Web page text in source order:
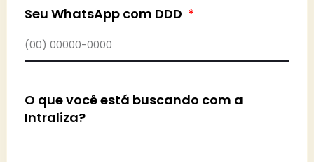
Seu WhatsApp com DDD
O que você está buscando com a
Intraliza?